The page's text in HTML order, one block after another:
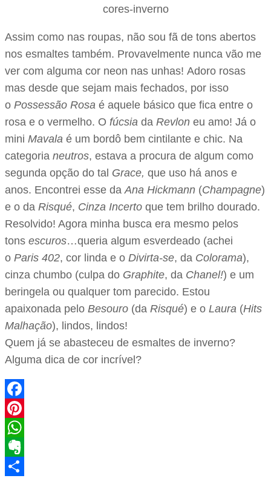
Assim como nas roupas, não sou fã de tons abertos
nos esmaltes também. Provavelmente nunca vão me
ver com alguma cor neon nas unhas! Adoro rosas
mas desde que sejam mais fechados, por isso
o Possessão Rosa é aquele básico que fica entre o
rosa e o vermelho. O fúcsia da Revlon eu amo! Já o
mini Mavala é um bordô bem cintilante e chic. Na
categoria neutros, estava a procura de algum como
segunda opção do tal Grace, que uso há anos e
anos. Encontrei esse da Ana Hickmann (Champagne)
e o da Risqué, Cinza Incerto que tem brilho dourado.
Resolvido! Agora minha busca era mesmo pelos
tons escuros…queria algum esverdeado (achei
o Paris 402, cor linda e o Divirta-se, da Colorama),
cinza chumbo (culpa do Graphite, da Chanel!) e um
beringela ou qualquer tom parecido. Estou
apaixonada pelo Besouro (da Risqué) e o Laura (Hits
Malhação), lindos, lindos!
Quem já se abasteceu de esmaltes de inverno?
Alguma dica de cor incrível?
Facebook
Pinterest
WhatsApp
Evernote